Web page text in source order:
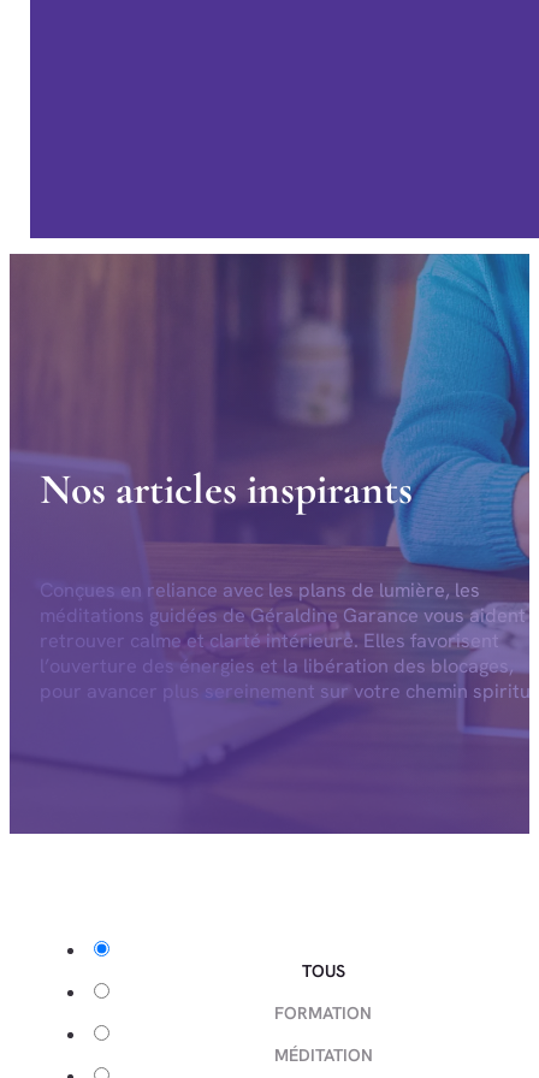
Nos articles inspirants
Conçues en reliance avec les plans de lumière, les
méditations guidées de Géraldine Garance vous aident
retrouver calme et clarté intérieure. Elles favorisent
l’ouverture des énergies et la libération des blocages,
pour avancer plus sereinement sur votre chemin
TOUS
FORMATION
MÉDITATION